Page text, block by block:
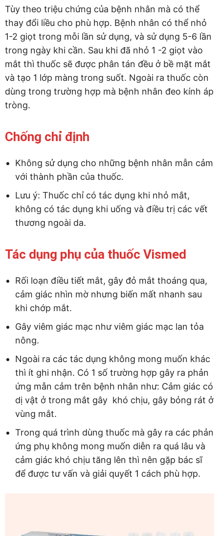
Tùy theo triệu chứng của bệnh nhân mà có thể
thay đổi liều cho phù hợp. Bệnh nhân có thể nhỏ
1-2 giọt trong mỗi lần sử dụng, và sử dụng 5-6 lần
trong ngày khi cần. Sau khi đã nhỏ 1 -2 giọt vào
mắt thì thuốc sẽ được phân tán đều ở bề mặt mắt
và tạo 1 lớp màng trong suốt. Ngoài ra thuốc còn
dùng trong trường hợp mà bệnh nhân đeo kính áp
tròng.
Chống chỉ định
Không sử dụng cho những bệnh nhân mẫn cảm
với thành phần của thuốc.
Lưu ý: Thuốc chỉ có tác dụng khi nhỏ mắt,
không có tác dụng khi uống và điều trị các vết
thương ngoài da.
Tác dụng phụ của thuốc Vismed
Rối loạn điều tiết mắt, gây đỏ mắt thoáng qua,
cảm giác nhìn mờ nhưng biến mất nhanh sau
khi chớp mắt.
Gây viêm giác mạc như viêm giác mạc lan tỏa
nông.
Ngoài ra các tác dụng không mong muốn khác
thì ít ghi nhận. Có 1 số trường hợp gây ra phản
ứng mẫn cảm trên bệnh nhân như: Cảm giác có
dị vật ở trong mắt gây khó chịu, gây bỏng rát ở
vùng mắt.
Trong quá trình dùng thuốc mà gây ra các phản
ứng phụ không mong muốn diễn ra quá lâu và
cảm giác khó chịu tăng lên thì nên gặp bác sĩ
để được tư vấn và giải quyết 1 cách phù hợp.